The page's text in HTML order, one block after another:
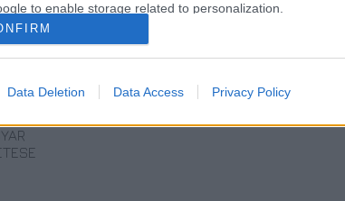
to enable storage related to personalization.
Data Deletion Data Access Privacy Policy
ÉS
OAKS –
SZÁGULDÁS,
ROSSZFIÚK – A
LEGKEDVELTEBB
MOZIJA
ŐRÜLT NAP,